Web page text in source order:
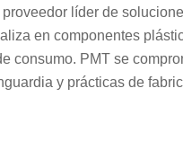
líder de
en componentes
consumo. PMT se
y prácticas de